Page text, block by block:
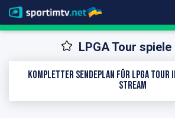
LPGA Tour spiele
Kompletter Sendeplan für LPGA Tour
Stream